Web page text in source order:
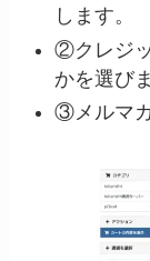
します。
②クレジ
かを選び
③メルマ